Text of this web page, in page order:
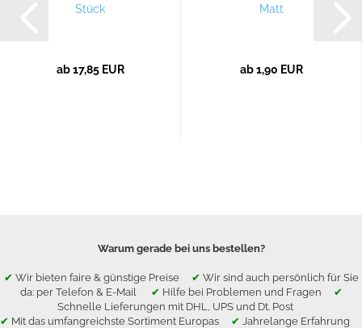
Stück
ab 17,85 EUR
Matt
ab 1,90 EUR
Warum gerade bei uns bestellen?
✔ Wir bieten faire & günstige Preise ✔ Wir sind auch persönlich für Sie
da: per Telefon & E-Mail ✔ Hilfe bei Problemen und Fragen ✔
Schnelle Lieferungen mit DHL, UPS und Dt. Post
✔ Mit das umfangreichste Sortiment Europas ✔ Jahrelange Erfahrung